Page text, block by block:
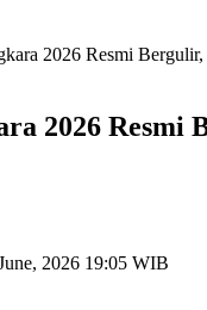
2026 Resmi
2026 Resmi
2026 19:05 WIB